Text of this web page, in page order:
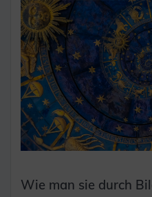
Wie man sie durch